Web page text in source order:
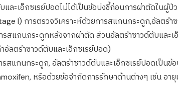
ละเอ็กซเรย์ปอดไม่ได้เป็นข้อบ่งชี้ก่อนการผ่าตัดในผู้ป่
I) การตรวจวิเคราะห์ด้วยการสแกนกระดูก,อัลตร้า
รสแกนกระดูกหลังจากผ่าตัด ส่วนอัลตร้าซาวด์ตับและ
ลตร้าซาวด์ตับและเอ็กซเรย์ปอด)
รสแกนกระดูก, อัลตร้าซาวด์ตับและเอ็กซเรย์ปอดเป็นข้
หรือด้วยข้อจำกัดการรักษาด้านต่างๆ เช่น อา